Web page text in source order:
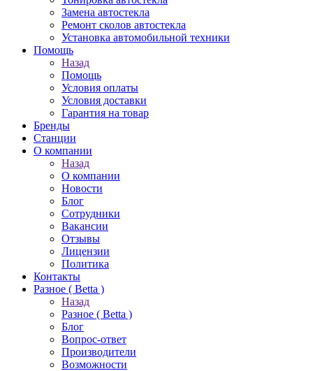
Замена автостекла
Ремонт сколов автостекла
Установка автомобильной техники
Помощь
Назад
Помощь
Условия оплаты
Условия доставки
Гарантия на товар
Бренды
Станции
О компании
Назад
О компании
Новости
Блог
Сотрудники
Вакансии
Отзывы
Лицензии
Политика
Контакты
Разное ( Betta )
Назад
Разное ( Betta )
Блог
Вопрос-ответ
Производители
Возможности